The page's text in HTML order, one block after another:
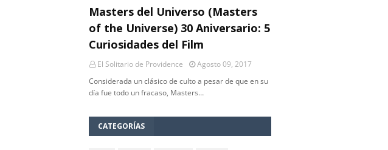
Masters del Universo (Masters
of the Universe) 30 Aniversario: 5
Curiosidades del Film
El Solitario de Providence
Agosto 09, 2017
Considerada un clásico de culto a pesar de que en su
día fue todo un fracaso, Masters…
CATEGORÍAS